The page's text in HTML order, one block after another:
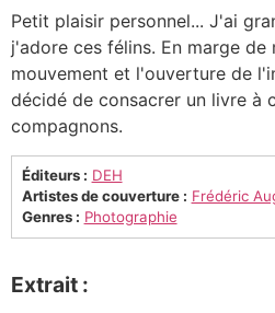
Petit plaisir personnel... J'ai
j'adore ces félins. En marge de
mouvement et l'ouverture de
décidé de consacrer un livre à
compagnons.
Éditeurs : DEH
Artistes de couverture : Frédéric
Genres : Photographie
Extrait :